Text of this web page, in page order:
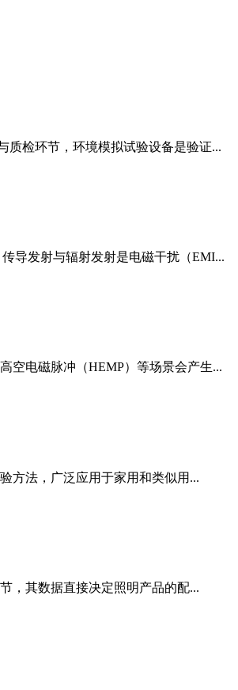
质检环节，环境模拟试验设备是验证...
导发射与辐射发射是电磁干扰（EMI...
空电磁脉冲（HEMP）等场景会产生...
方法，广泛应用于家用和类似用...
，其数据直接决定照明产品的配...